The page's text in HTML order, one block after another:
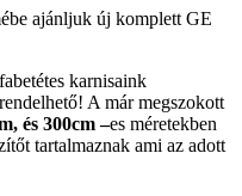
ajánljuk új komplett GE
karnisaink
A már megszokott
és 300cm –es méretekben
tartalmaznak ami az adott